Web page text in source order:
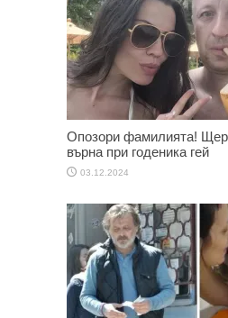
Опозори фамилията!
върна при годеника гей
03.12.2024